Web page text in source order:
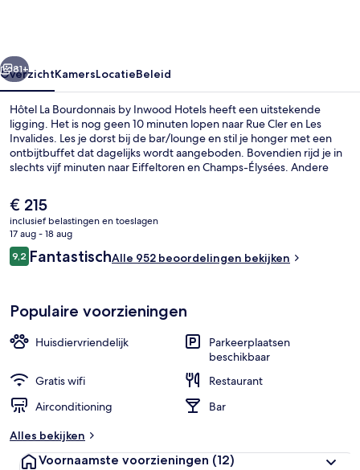
Volgende
81+
OverzichtKamersLocatieBeleid
Hôtel La Bourdonnais by Inwood Hotels heeft een uitstekende
ligging. Het is nog geen 10 minuten lopen naar Rue Cler en Les
Invalides. Les je dorst bij de bar/lounge en stil je honger met een
ontbijtbuffet dat dagelijks wordt aangeboden. Bovendien rijd je in
slechts vijf minuten naar Eiffeltoren en Champs-Élysées. Andere
locatie. Het openbaar vervoer vind je op korte loopafstand:
Metrostation École Militaire ligt vlakbij en Metrostation La Tour-
Maubourg ligt 8 minuten verderop.
De
huidige
prijs
is
€ 215
€ 215
inclusief belastingen en toeslagen
17 aug - 18 aug
Beoordelingen
9,29,2 op 10 –
FantastischAlle 952 beoordelingen bekijken
Populaire voorzieningen
Huisdiervriendelijk
Parkeerplaatsen
beschikbaar
Gratis wifi
Restaurant
Airconditioning
Bar
Alles bekijken
Voornaamste voorzieningen (12)